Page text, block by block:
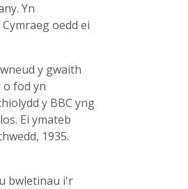
Yn
oedd ei
y gwaith
o fod yn
y BBC yng
Ei ymateb
1935.
bwletinau i'r